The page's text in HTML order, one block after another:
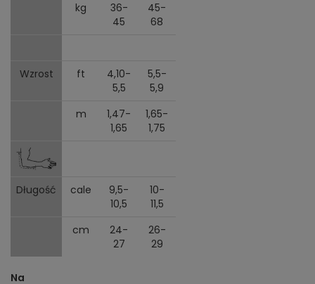
kg
36-
45
45-
68
Wzrost ft
4,10-
5,5
5,5-
5,9
m
1,47-
1,65
1,65-
1,75
Długość cale
9,5-
10,5
10-
11,5
cm
24-
27
26-
29
Na